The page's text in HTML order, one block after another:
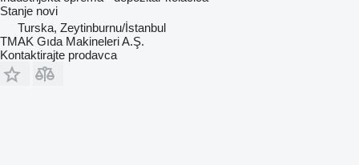
Stanje novi
Turska, Zeytinburnu/İstanbul
TMAK Gıda Makineleri A.Ş.
Kontaktirajte prodavca